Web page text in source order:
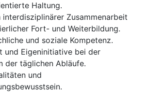
Haltung.
interdisziplinärer Zusammenarbeit
Fort- und Weiterbildung.
und soziale Kompetenz.
und Eigeninitiative bei der
der täglichen Abläufe.
und